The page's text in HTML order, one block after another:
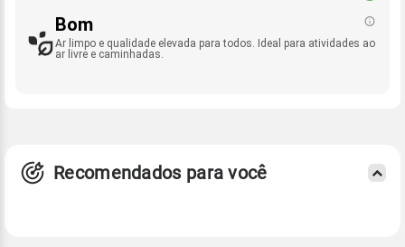
Bom
Ar limpo e qualidade elevada para todos. Ideal para atividades ao
ar livre e caminhadas.
Recomendados para você